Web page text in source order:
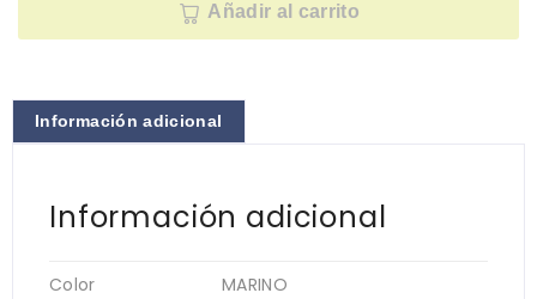
Añadir al carrito
Información adicional
Información adicional
Color
MARINO